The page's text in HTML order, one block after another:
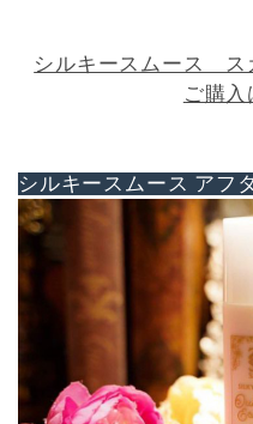
シルキースムース ス
ご購
シルキースムース アフ